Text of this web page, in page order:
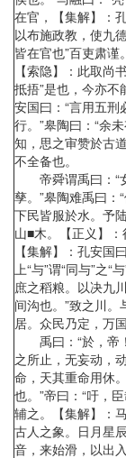
在官，【集解】：
以布施政教，使九
皆在官也”百吏肃谨
【索隐】：此取尚
抵捂”是也，今亦
安国曰：“言用五刑
行。”皋陶曰：“余
知，思之审赞於古
不全备也。
帝舜谓禹曰：“
孳。”皋陶难禹曰：
下民皆服於水。予
山■木。【正义】：
【集解】：孔安国
上“与”谓“同与”之“
庶之稻粮。以决九
间沟也。”致之川
居。众民乃定，万
禹曰：“於，帝
之所止，无妄动，
命，天其重命用休
也。”帝曰：“吁，
辅之。【集解】：
古人之象。日月星
音，来始滑，以出